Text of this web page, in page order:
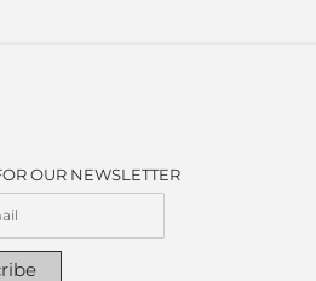
OUR NEWSLETTER